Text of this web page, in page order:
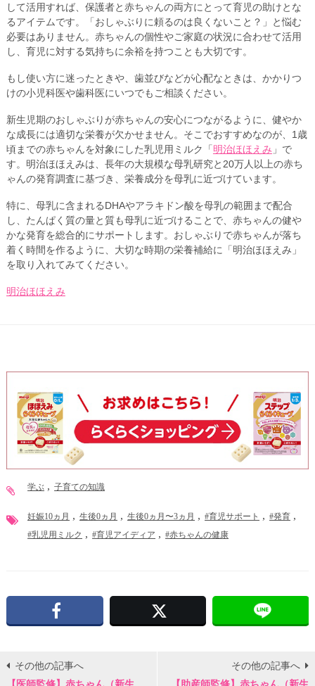
して活用すれば、保護者と赤ちゃんの両方にとって育児の助けとな
るアイテムです。「おしゃぶりに頼るのは良くないこと？」と悩む
必要はありません。赤ちゃんの個性やご家庭の状況に合わせて活用
し、育児に対する気持ちに余裕を持つことも大切です。
もし使い方に迷ったときや、歯並びなどが心配なときは、かかりつ
けの小児科医や歯科医にいつでもご相談ください。
新生児期のおしゃぶりが赤ちゃんの安心につながるように、健やか
な成長には適切な栄養が欠かせません。そこでおすすめなのが、1歳
頃までの赤ちゃんを対象にした乳児用ミルク「 明治ほほえみ 」で
す。明治ほほえみは、長年の大規模な母乳研究と20万人以上の赤ち
ゃんの発育調査に基づき、栄養成分を母乳に近づけています。
特に、母乳に含まれるDHAやアラキドン酸を母乳の範囲まで配合
し、たんぱく質の量と質も母乳に近づけることで、赤ちゃんの健や
かな発育を総合的にサポートします。おしゃぶりで赤ちゃんが落ち
着く時間を作るように、大切な時期の栄養補給に「明治ほほえみ」
を取り入れてみてください。
明治ほほえみ
学ぶ 子育ての知識
妊娠10ヵ月 生後0ヵ月 生後0ヵ月〜3ヵ月 #育児サポート #発育
#乳児用ミルク #育児アイディア #赤ちゃんの健康
その他の記事へ その他の記事へ